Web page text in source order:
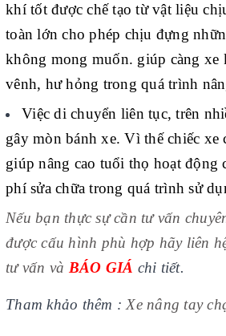
khí tốt được chế tạo từ vật liệu
toàn lớn cho phép chịu đựng
không mong muốn. giúp càng xe
vênh, hư hỏng trong quá trình
Việc di chuyển liên tục, trên
gây mòn bánh xe. Vì thế chiếc xe
giúp nâng cao tuổi thọ hoạt động
phí sửa chữa trong quá trình sử
Nếu bạn thực sự cần tư vấn
được cấu hình phù hợp hãy liên
tư vấn và BÁO GIÁ chi tiết.
Tham khảo thêm : Xe nâng tay